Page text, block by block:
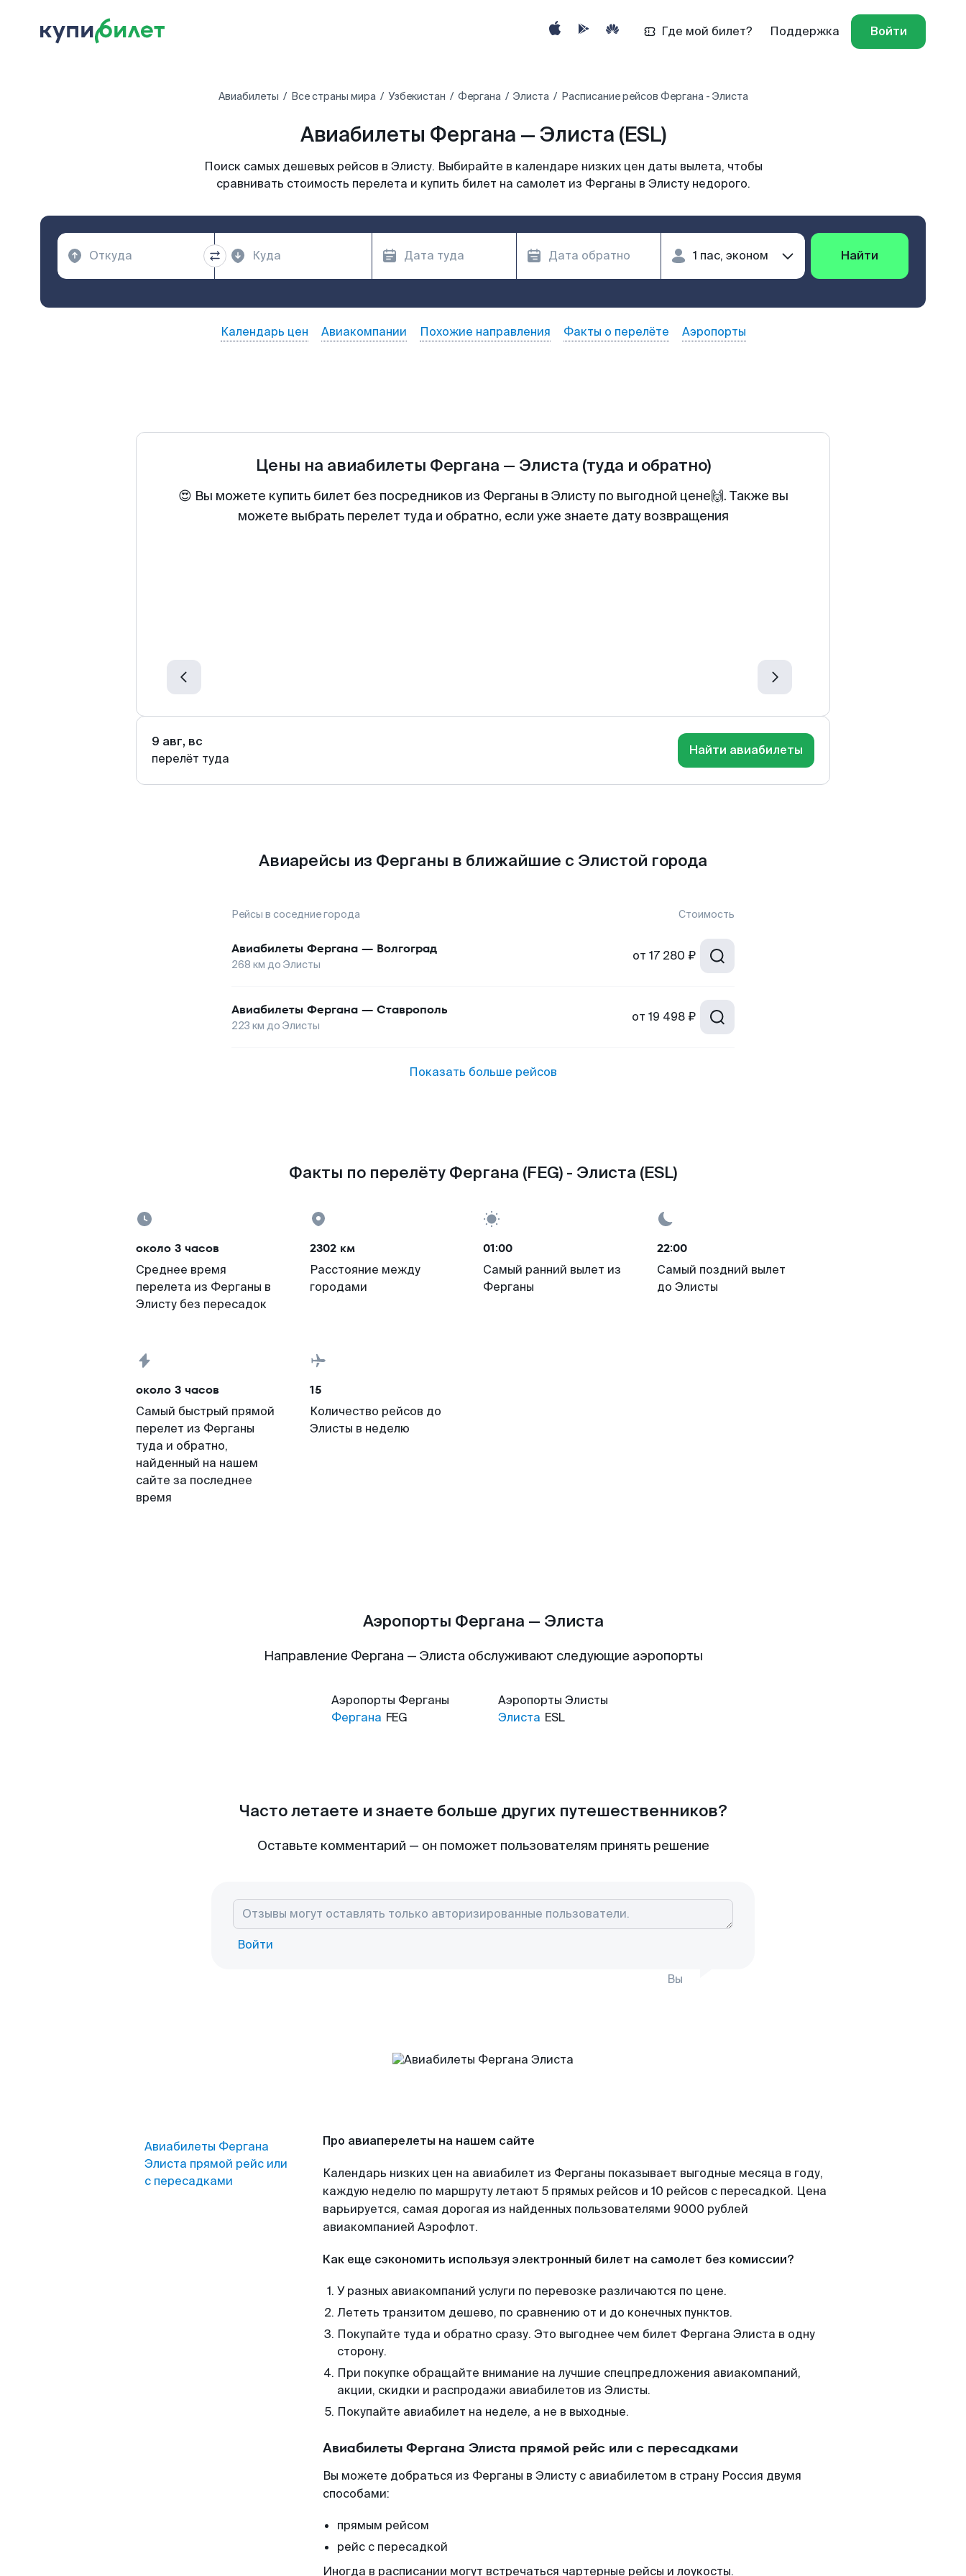
Где мой билет? Поддержка Войти
Авиабилеты Все страны мира Узбекистан Фергана Элиста Расписание рейсов Фергана - Элиста
Авиабилеты Фергана — Элиста (ESL)
Поиск самых дешевых рейсов в Элисту. Выбирайте в календаре низких цен даты вылета, чтобы
сравнивать стоимость перелета и купить билет на самолет из Ферганы в Элисту недорого.
Найти
Календарь цен Авиакомпании Похожие направления Факты о перелёте Аэропорты
Цены на авиабилеты Фергана — Элиста (туда и обратно)
😍 Вы можете купить билет без посредников из Ферганы в Элисту по выгодной цене🙌. Также вы
можете выбрать перелет туда и обратно, если уже знаете дату возвращения
9 авг, вс
перелёт туда
Найти авиабилеты
Авиарейсы из Ферганы в ближайшие с Элистой города
Рейсы в соседние города Стоимость
Авиабилеты Фергана — Волгоград
268 км до Элисты
от 17 280 ₽
Авиабилеты Фергана — Ставрополь
223 км до Элисты
от 19 498 ₽
Показать больше рейсов
Факты по перелёту Фергана (FEG) - Элиста (ESL)
около 3 часов
Среднее время
перелета из Ферганы в
Элисту без пересадок
2302 км
Расстояние между
городами
01:00
Самый ранний вылет из
Ферганы
22:00
Самый поздний вылет
до Элисты
около 3 часов
Самый быстрый прямой
перелет из Ферганы
туда и обратно,
найденный на нашем
сайте за последнее
время
15
Количество рейсов до
Элисты в неделю
Аэропорты Фергана — Элиста
Направление Фергана — Элиста обслуживают следующие аэропорты
Аэропорты Ферганы
Фергана FEG
Аэропорты Элисты
Элиста ESL
Часто летаете и знаете больше других путешественников?
Оставьте комментарий — он поможет пользователям принять решение
Войти
Вы
Авиабилеты Фергана
Элиста прямой рейс или
с пересадками
Про авиаперелеты на нашем сайте
Календарь низких цен на авиабилет из Ферганы показывает выгодные месяца в году,
каждую неделю по маршруту летают 5 прямых рейсов и 10 рейсов с пересадкой. Цена
варьируется, самая дорогая из найденных пользователями 9000 рублей
авиакомпанией Аэрофлот.
Как еще сэкономить используя электронный билет на самолет без комиссии?
У разных авиакомпаний услуги по перевозке различаются по цене.
Лететь транзитом дешево, по сравнению от и до конечных пунктов.
Покупайте туда и обратно сразу. Это выгоднее чем билет Фергана Элиста в одну
сторону.
При покупке обращайте внимание на лучшие спецпредложения авиакомпаний,
акции, скидки и распродажи авиабилетов из Элисты.
Покупайте авиабилет на неделе, а не в выходные.
Авиабилеты Фергана Элиста прямой рейс или с пересадками
Вы можете добраться из Ферганы в Элисту с авиабилетом в страну Россия двумя
способами:
прямым рейсом
рейс с пересадкой
Иногда в расписании могут встречаться чартерные рейсы и лоукосты.